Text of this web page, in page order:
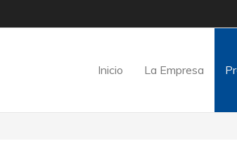
Inicio La Empresa